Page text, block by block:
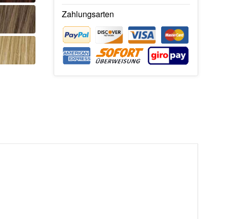
Zahlungsarten